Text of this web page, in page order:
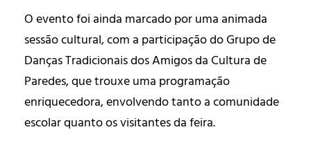
O evento foi ainda marcado por uma animada
sessão cultural, com a participação do Grupo de
Danças Tradicionais dos Amigos da Cultura de
Paredes, que trouxe uma programação
enriquecedora, envolvendo tanto a comunidade
escolar quanto os visitantes da feira.